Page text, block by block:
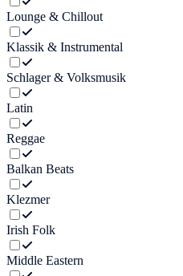
Lounge & Chillout
Klassik & Instrumental
Schlager & Volksmusik
Latin
Reggae
Balkan Beats
Klezmer
Irish Folk
Middle Eastern